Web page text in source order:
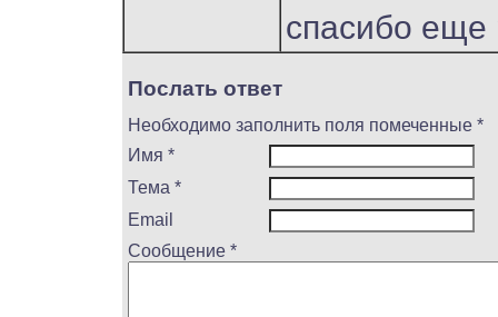
спасибо еще
Послать ответ
Необходимо заполнить поля помеченные *
Имя *
Тема *
Email
Сообщение *